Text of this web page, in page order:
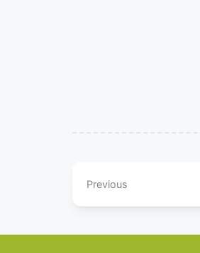
Previous